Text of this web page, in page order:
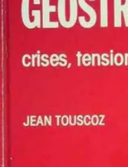
Éclairage Déco
InspirationÉclairage